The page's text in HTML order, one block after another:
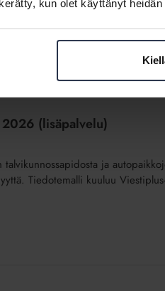
kun olet käyttänyt heidän
(lisäpalvelu)
ja
Tiedotemalli kuuluu